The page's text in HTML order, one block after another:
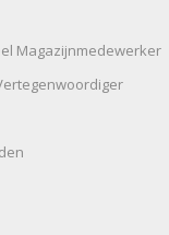
Magazijnmedewerker